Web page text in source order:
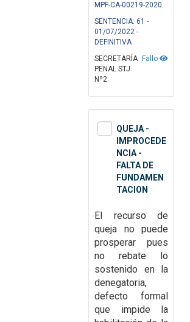
MPF-CA-00219-2020
SENTENCIA: 61 -
01/07/2022 -
DEFINITIVA
Fallo
SECRETARÍA
PENAL STJ
Nº2
QUEJA -
IMPROCEDE
NCIA -
FALTA DE
FUNDAMEN
TACION
El recurso de
queja no puede
prosperar pues
no rebate lo
sostenido en la
denegatoria,
defecto formal
que impide la